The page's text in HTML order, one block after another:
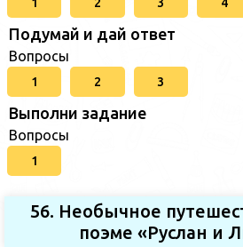
Подумай и дай ответ
Вопросы
1 2 3
Выполни задание
Вопросы
1
56. Необычное
поэме «Руслан и